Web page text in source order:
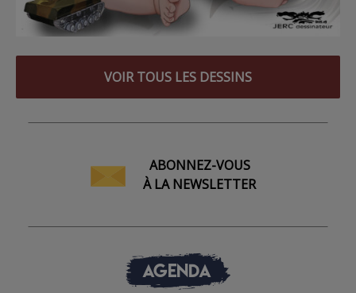
VOIR TOUS LES DESSINS
ABONNEZ-VOUS
À LA NEWSLETTER
AGENDA